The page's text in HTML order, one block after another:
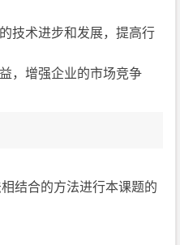
技术进步和发展，提高行
，增强企业的市场竞争
结合的方法进行本课题的